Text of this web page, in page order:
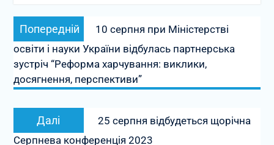
Навігація
записів
Попередній
запис:
10 серпня при Міністерстві
освіти і науки України відбулась партнерська
зустріч “Реформа харчування: виклики,
досягнення, перспективи”
Далі
запис:
25 серпня відбудеться щорічна
Серпнева конференція 2023